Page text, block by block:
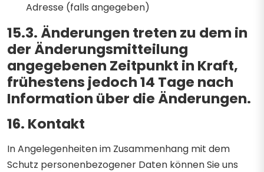
Adresse (falls angegeben)
15.3. Änderungen treten zu dem in
der Änderungsmitteilung
angegebenen Zeitpunkt in Kraft,
frühestens jedoch 14 Tage nach
Information über die Änderungen.
16. Kontakt
In Angelegenheiten im Zusammenhang mit dem
Schutz personenbezogener Daten können Sie uns